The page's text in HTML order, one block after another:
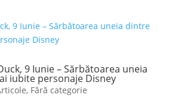
9 Iunie – Sărbătoarea uneia
iubite personaje Disney
, Fără categorie